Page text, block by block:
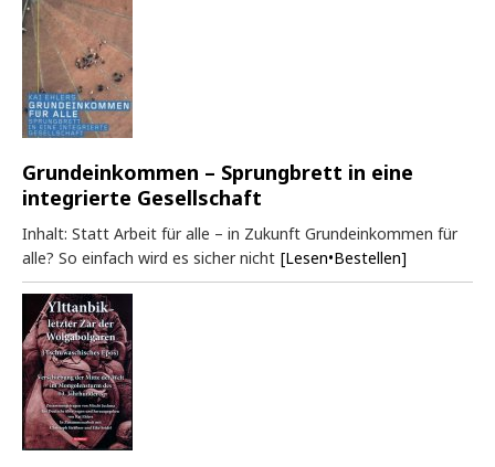
Grundeinkommen – Sprungbrett in eine
integrierte Gesellschaft
Inhalt: Statt Arbeit für alle – in Zukunft Grundeinkommen für
alle? So einfach wird es sicher nicht [Lesen•Bestellen]